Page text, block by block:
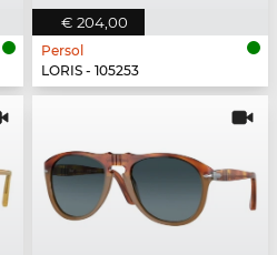
€ 204,00
Persol
LORIS - 105253